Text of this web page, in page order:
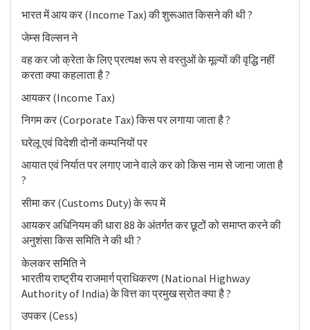
भारत में आय कर (Income Tax) की शुरूआत किसने की थी ?
जेम्स विल्सन ने
वह कर जो क्रेता के लिए प्रत्यक्ष रूप से वस्तुओं के मूल्यों की वृद्धि नहीं
करता क्या कहलाता है ?
आयकर (Income Tax)
निगम कर (Corporate Tax) किस पर लगाया जाता है ?
घरेलू एवं विदेशी दोनों कम्पनियों पर
आयात एवं निर्यात पर लगाए जाने वाले कर को किस नाम से जाना जाता है
?
सीमा कर (Customs Duty) के रूप में
आयकर अधिनियम की धारा 88 के अंतर्गत कर छूटों को समाप्त करने की
अनुशंसा किस समिति ने की थी ?
केलकर समिति ने
भारतीय राष्ट्रीय राजमार्ग प्राधिकरण (National Highway
Authority of India) के वित्त का प्रमुख स्रोत क्या है ?
उपकर (Cess)